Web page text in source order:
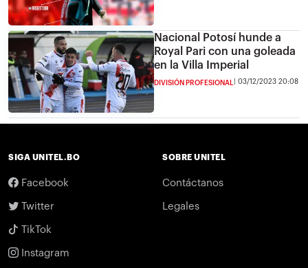
Nacional Potosí hunde a
Royal Pari con una goleada
en la Villa Imperial
DIVISIÓN PROFESIONAL 03/12/2023 20:08
SIGA UNITEL.BO
Facebook
Twitter
TikTok
Instagram
SOBRE UNITEL
Contáctanos
Legales